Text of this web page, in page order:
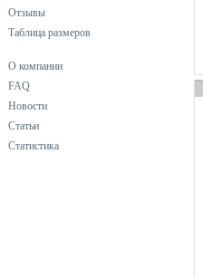
Отзывы
Таблица размеров
О компании
FAQ
Новости
Статьи
Статистика